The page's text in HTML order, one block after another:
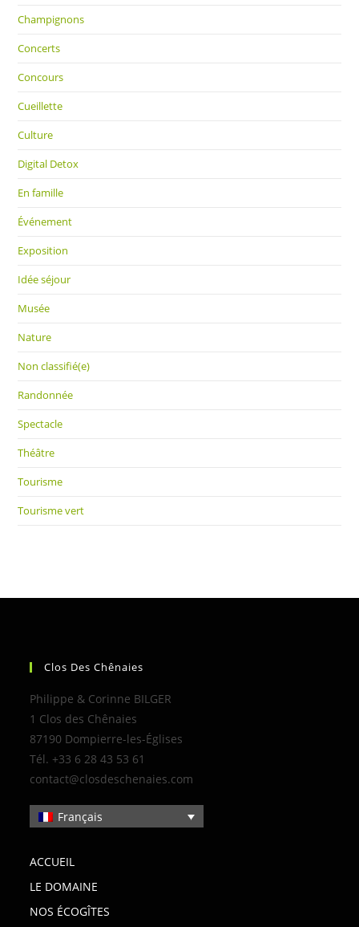
Champignons
Concerts
Concours
Cueillette
Culture
Digital Detox
En famille
Événement
Exposition
Idée séjour
Musée
Nature
Non classifié(e)
Randonnée
Spectacle
Théâtre
Tourisme
Tourisme vert
Clos Des Chênaies
Philippe & Corinne BILGER
1 Clos des Chênaies
87190 Dompierre-les-Églises
Tél. +33 6 28 43 53 61
contact@closdeschenaies.com
Français
ACCUEIL
LE DOMAINE
NOS ÉCOGÎTES